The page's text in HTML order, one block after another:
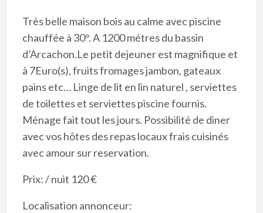
Très belle maison bois au calme avec piscine
chauffée à 30°. A 1200 métres du bassin
d’Arcachon.Le petit dejeuner est magnifique et
à 7Euro(s), fruits fromages jambon, gateaux
pains etc… Linge de lit en lin naturel , serviettes
de toilettes et serviettes piscine fournis.
Ménage fait tout les jours. Possibilité de diner
avec vos hôtes des repas locaux frais cuisinés
avec amour sur reservation.
Prix: / nuit 120 €
Localisation annonceur: